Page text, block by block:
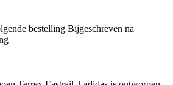
bestelling Bijgeschreven na